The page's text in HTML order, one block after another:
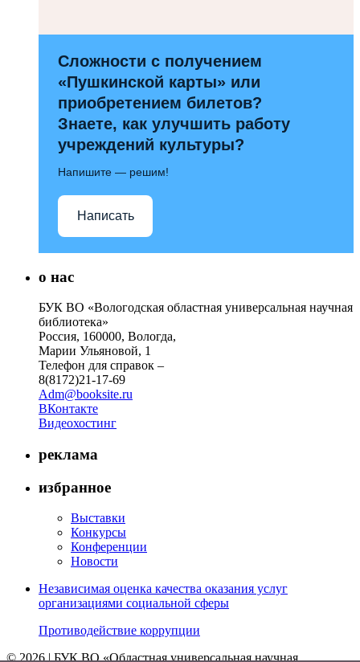
Сложности с получением
«Пушкинской карты» или
приобретением билетов?
Знаете, как улучшить работу
учреждений культуры?
Напишите — решим!
Написать
о нас
БУК ВО «Вологодская областная универсальная научная
библиотека»
Россия, 160000, Вологда,
Марии Ульяновой, 1
Телефон для справок –
8(8172)21-17-69
Adm@booksite.ru
ВКонтакте
Видеохостинг
реклама
избранное
Выставки
Конкурсы
Конференции
Новости
Независимая оценка качества оказания услуг
организациями социальной сферы
Противодействие коррупции
© 2026 | БУК ВО «Областная универсальная научная